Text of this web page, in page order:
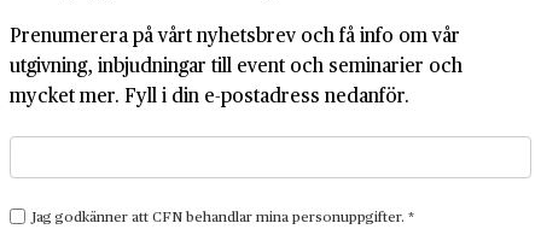
Prenumerera på vårt nyhetsbrev och få info om vår
utgivning, inbjudningar till event och seminarier och
mycket mer. Fyll i din e-postadress nedanför.